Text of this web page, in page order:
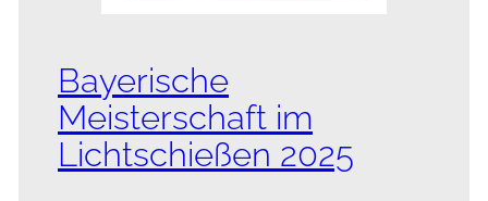
Bayerische
Meisterschaft im
Lichtschießen 2025